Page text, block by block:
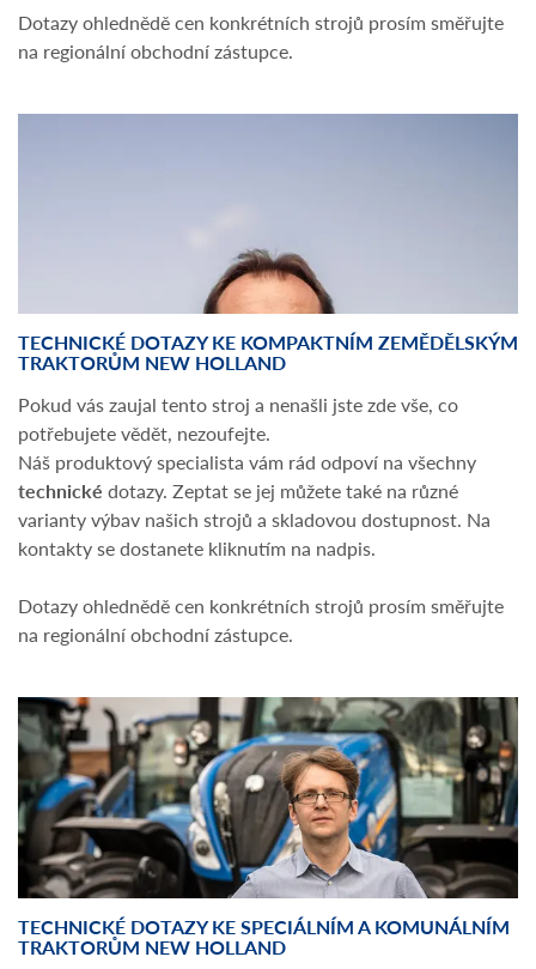
Dotazy ohlednědě cen konkrétních strojů prosím směřujte
na regionální obchodní zástupce.
TECHNICKÉ DOTAZY KE KOMPAKTNÍM ZEMĚDĚLSKÝM
TRAKTORŮM NEW HOLLAND
Pokud vás zaujal tento stroj a nenašli jste zde vše, co
potřebujete vědět, nezoufejte.
Náš produktový specialista vám rád odpoví na všechny
technické dotazy. Zeptat se jej můžete také na různé
varianty výbav našich strojů a skladovou dostupnost. Na
kontakty se dostanete kliknutím na nadpis.
Dotazy ohlednědě cen konkrétních strojů prosím směřujte
na regionální obchodní zástupce.
TECHNICKÉ DOTAZY KE SPECIÁLNÍM A KOMUNÁLNÍM
TRAKTORŮM NEW HOLLAND